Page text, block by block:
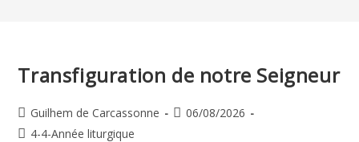
Transfiguration de notre Seigneur
Auteur/autrice
de
Guilhem de Carcassonne
Publication
06/08/2026
Post4-4-Année liturgique